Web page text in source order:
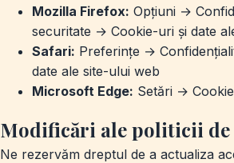
Mozilla Firefox: Opțiuni →
securitate → Cookie-uri și date
Safari: Preferințe →
date ale site-ului web
Microsoft Edge: Setări →
Modificări ale politicii de
Ne rezervăm dreptul de a actualiza